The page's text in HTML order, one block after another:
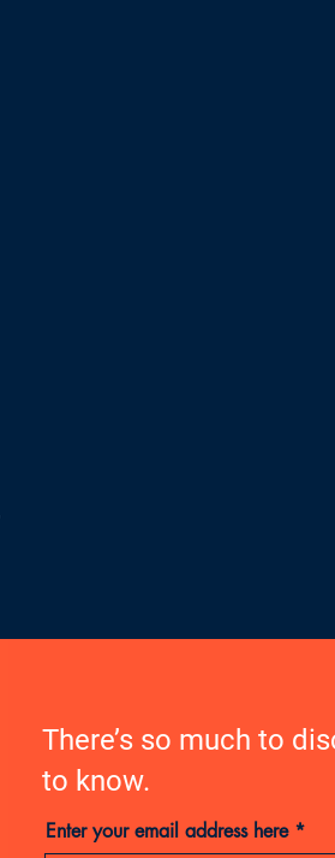
There’s so much to
to know.
Enter your email address here